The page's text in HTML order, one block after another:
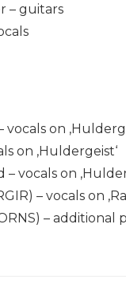
– guitars
vocals on
on ‚Huldergeist‘
vocals on
– vocals on
– additional